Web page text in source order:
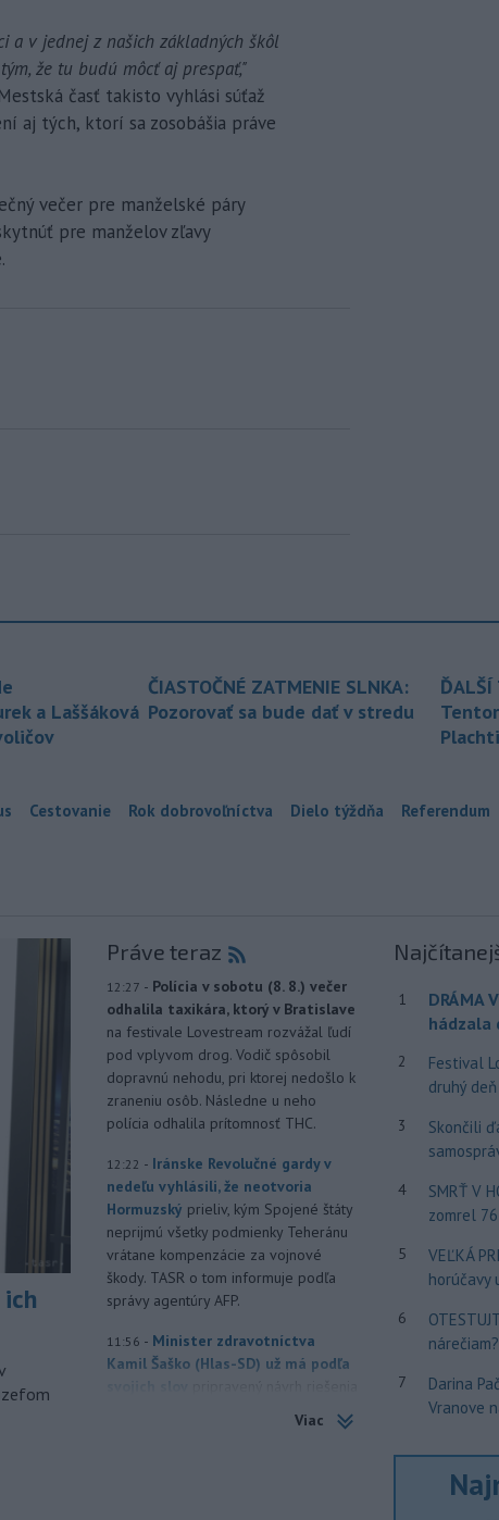
a v jednej z našich základných škôl
že tu budú môcť aj prespať,"
časť takisto vyhlási súťaž
aj tých, ktorí sa zosobášia práve
večer pre manželské páry
pre manželov zľavy
a Laššáková
ČIASTOČNÉ ZATMENIE SLNKA:
Pozorovať sa bude dať v stredu
ĎALŠÍ
Cestovanie Rok dobrovoľníctva Dielo týždňa Referendum
Práve teraz
12:27 - Polícia v sobotu (8. 8.) večer
odhalila taxikára, ktorý v Bratislave
na festivale Lovestream rozvážal ľudí
pod vplyvom drog. Vodič spôsobil
dopravnú nehodu, pri ktorej nedošlo k
zraneniu osôb. Následne u neho
polícia odhalila prítomnosť THC.
12:22 - Iránske Revolučné gardy v
nedeľu vyhlásili, že neotvoria
Hormuzský prieliv, kým Spojené štáty
neprijmú všetky podmienky Teheránu
vrátane kompenzácie za vojnové
škody. TASR o tom informuje podľa
správy agentúry AFP.
11:56 - Minister zdravotníctva
Kamil Šaško (Hlas-SD) už má podľa
ambulancií záchrannej zdravotnej
Viac
1
DRÁMA
hádzala
2
Festival
druhý
3
Skončili
4
SMRŤ V
zomrel
5
VEĽKÁ
horúčavy
6
7
Darina
Vranove